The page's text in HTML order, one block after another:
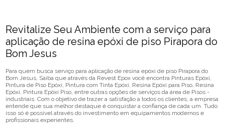
Revitalize Seu Ambiente com a serviço para
aplicação de resina epóxi de piso Pirapora do
Bom Jesus
Para quem busca serviço para aplicação de resina epóxi de piso Pirapora do
Bom Jesus, Saiba que através da Revest Epox você encontra Pinturas Epóxi,
Pintura de Piso Epóxi, Pintura com Tinta Epóxi, Resina Epóxi para Piso, Resina
Epóxi, Pintura Epóxi Piso, entre outras opções de serviços da área de Pisos -
industriais. Com o objetivo de trazer a satisfação a todos os clientes, a empresa
entende que sua melhor destaque é conquistar a confiança de cada um. Tudo
isso só é possível através do investimento em equipamentos modernos e
profissionais experientes.